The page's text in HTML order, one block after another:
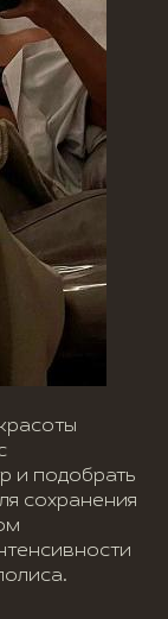
и подобрать
сохранения